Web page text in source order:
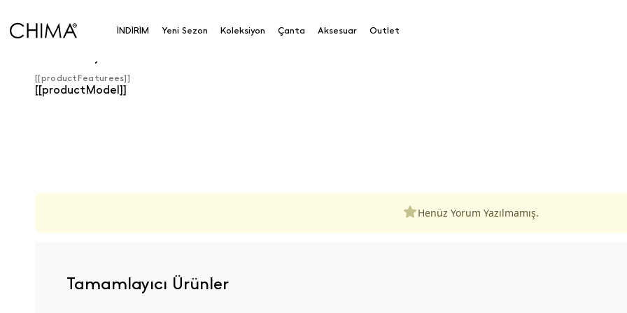
İNDİRİM Yeni Sezon Koleksiyon Çanta Aksesuar Outlet
[[productFeaturees]]
[[productModel]]
Henüz Yorum Yazılmamış.
Tamamlayıcı Ürünler